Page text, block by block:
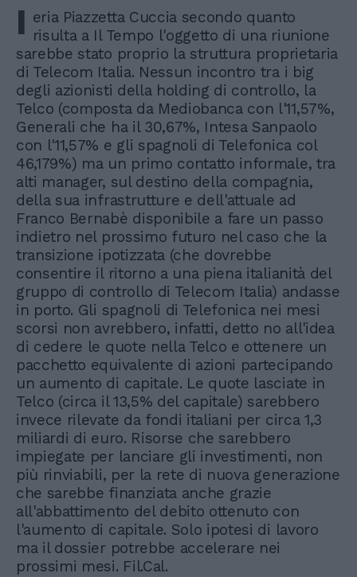
I eria Piazzetta Cuccia secondo quanto
risulta a Il Tempo l'oggetto di una riunione
sarebbe stato proprio la struttura proprietaria
di Telecom Italia. Nessun incontro tra i big
degli azionisti della holding di controllo, la
Telco (composta da Mediobanca con l'11,57%,
Generali che ha il 30,67%, Intesa Sanpaolo
con l'11,57% e gli spagnoli di Telefonica col
46,179%) ma un primo contatto informale, tra
alti manager, sul destino della compagnia,
della sua infrastrutture e dell'attuale ad
Franco Bernabè disponibile a fare un passo
indietro nel prossimo futuro nel caso che la
transizione ipotizzata (che dovrebbe
consentire il ritorno a una piena italianità del
gruppo di controllo di Telecom Italia) andasse
in porto. Gli spagnoli di Telefonica nei mesi
scorsi non avrebbero, infatti, detto no all'idea
di cedere le quote nella Telco e ottenere un
pacchetto equivalente di azioni partecipando
un aumento di capitale. Le quote lasciate in
Telco (circa il 13,5% del capitale) sarebbero
invece rilevate da fondi italiani per circa 1,3
miliardi di euro. Risorse che sarebbero
impiegate per lanciare gli investimenti, non
più rinviabili, per la rete di nuova generazione
che sarebbe finanziata anche grazie
all'abbattimento del debito ottenuto con
l'aumento di capitale. Solo ipotesi di lavoro
ma il dossier potrebbe accelerare nei
prossimi mesi. Fil.Cal.